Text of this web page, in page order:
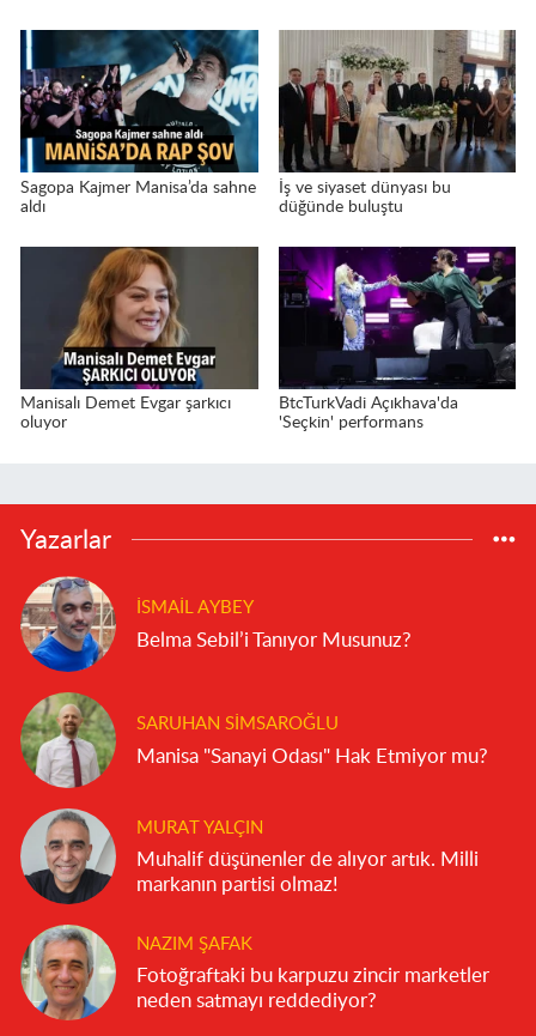
Sagopa Kajmer Manisa’da sahne
aldı
İş ve siyaset dünyası bu
düğünde buluştu
Manisalı Demet Evgar şarkıcı
oluyor
BtcTurkVadi Açıkhava'da
'Seçkin' performans
Yazarlar
İSMAIL AYBEY
Belma Sebil’i Tanıyor Musunuz?
SARUHAN SIMSAROĞLU
Manisa "Sanayi Odası" Hak Etmiyor mu?
MURAT YALÇIN
Muhalif düşünenler de alıyor artık. Milli
markanın partisi olmaz!
NAZIM ŞAFAK
Fotoğraftaki bu karpuzu zincir marketler
neden satmayı reddediyor?